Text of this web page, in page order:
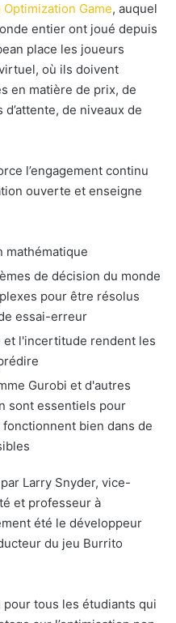
Game, auquel
entier ont joué depuis
place les joueurs
où ils doivent
en matière de prix, de
de niveaux de
l’engagement continu
ouverte et enseigne
mathématique
de décision du monde
pour être résolus
essai-erreur
l'incertitude rendent les
Gurobi et d'autres
sont essentiels pour
bien dans de
Larry Snyder, vice-
et professeur à
été le développeur
du jeu Burrito
pour tous les étudiants qui